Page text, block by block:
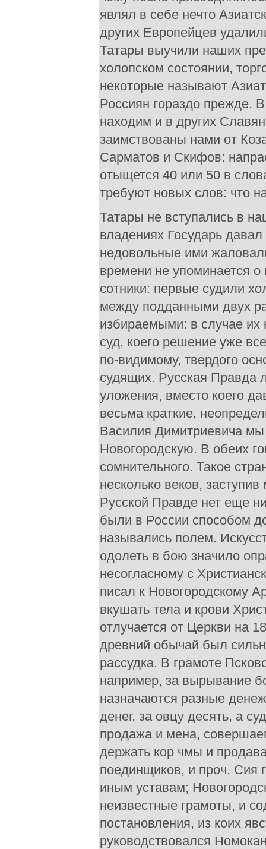
являл в себе нечто
других Европейцев
Татары выучили наших
холопском состоянии,
некоторые называют
Россиян гораздо прежде.
находим и в других
заимствованы нами от
Сарматов и Скифов:
отыщется 40 или 50 в
требуют новых слов: что
Татары не вступались в
владениях Государь
недовольные ими
времени не упоминается о
сотники: первые судили
между подданными двух
избираемыми: в случае их
суд, коего решение уже
по-видимому, твердого
судящих. Русская Правда
уложения, вместо коего
весьма краткие,
Василия Димитриевича
Новогородскую. В обеих
сомнительного. Такое
несколько веков,
Русской Правде нет еще
были в России способом
назывались полем.
одолеть в бою значило
несогласному с
писал к Новогородскому
вкушать тела и крови
отлучается от Церкви на
древний обычай был
рассудка. В грамоте
например, за вырывание
назначаются разные
денег, за овцу десять, а
продажа и мена,
держать кор чмы и
поединщиков, и проч. Сия
иным уставам;
неизвестные грамоты, и
постановления, из коих
руководствовался